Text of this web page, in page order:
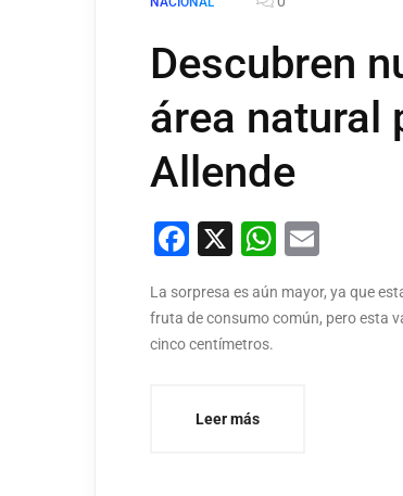
Descubren
área natural
Allende
Facebook
X
La sorpresa es aún mayor, ya que
fruta de consumo común, pero esta
cinco centímetros.
Leer más